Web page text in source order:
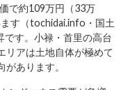
で約109万円（33万
す（tochidai.info・国土
です。小禄・首里の高台
リアは土地自体が極めて
あります。